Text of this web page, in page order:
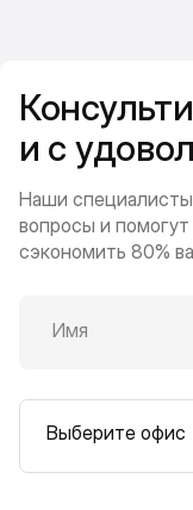
и с
Наши
вопросы и помогут
сэкономить 80%
Имя
Выберите офис